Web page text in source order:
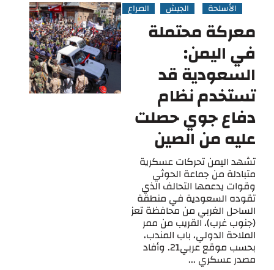
الأسلحة الجيش الصراع
معركة محتملة
في اليمن:
السعودية قد
تستخدم نظام
دفاع جوي حصلت
عليه من الصين
تشهد اليمن تحركات عسكرية
متبادلة من جماعة الحوثي
وقوات يدعمها التحالف الذي
تقوده السعودية في منطقة
الساحل الغربي من محافظة تعز
(جنوب غرب)، القريب من ممر
الملاحة الدولي، باب المندب،
بحسب موقع عربي21. وأفاد
مصدر عسكري ...